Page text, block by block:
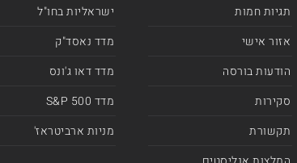
תגיות חמות
אזור אישי
הודעות בורסה
סקירות
תקשורת
ישראליות בחו"ל
מדד נאסד"ק
מדד דאו ג'ונס
מדד 500 S&P
מניות ארביטראז'